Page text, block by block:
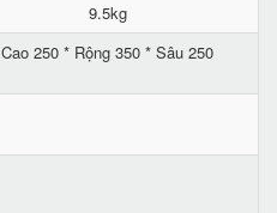
9.5kg
Cao 250 * Rộng 350 * Sâu 250